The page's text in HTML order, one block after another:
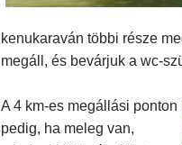
kenukaraván többi része
megáll, és bevárjuk a wc-
A 4 km-es megállási ponton
pedig, ha meleg van,